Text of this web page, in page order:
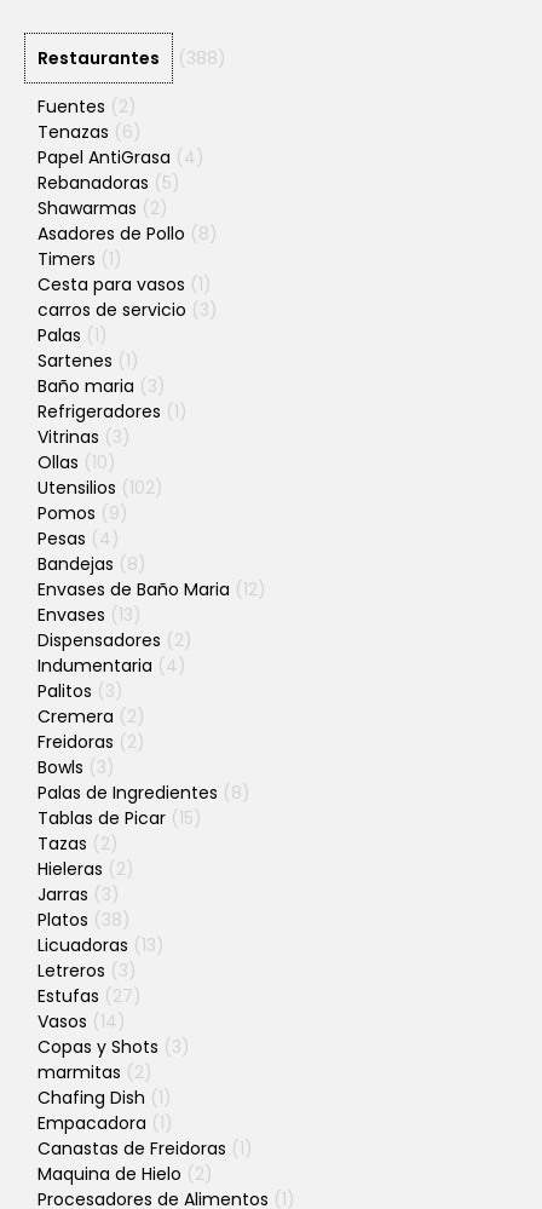
Restaurantes
(388)
Fuentes (2)
Tenazas (6)
Papel AntiGrasa (4)
Rebanadoras (5)
Shawarmas (2)
Asadores de Pollo (8)
Timers (1)
Cesta para vasos (1)
carros de servicio (3)
Palas (1)
Sartenes (1)
Baño maria (3)
Refrigeradores (1)
Vitrinas (3)
Ollas (10)
Utensilios (102)
Pomos (9)
Pesas (4)
Bandejas (8)
Envases de Baño Maria (12)
Envases (13)
Dispensadores (2)
Indumentaria (4)
Palitos (3)
Cremera (2)
Freidoras (2)
Bowls (3)
Palas de Ingredientes (8)
Tablas de Picar (15)
Tazas (2)
Hieleras (2)
Jarras (3)
Platos (38)
Licuadoras (13)
Letreros (3)
Estufas (27)
Vasos (14)
Copas y Shots (3)
marmitas (2)
Chafing Dish (1)
Empacadora (1)
Canastas de Freidoras (1)
Maquina de Hielo (2)
Procesadores de Alimentos (1)